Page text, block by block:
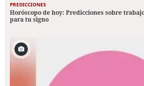
PREDICCIONES
Horóscopo de hoy: Predicciones sobre
para tu signo